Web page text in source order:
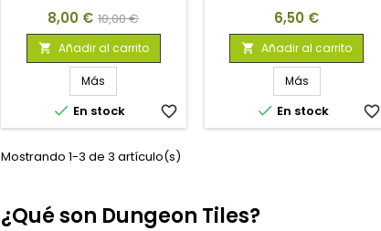
Precio
8,00 € Precio
base
10,00 €
 Añadir al carrito
Más
 En stock favorite_border
Precio
6,50 €
 Añadir al carrito
Más
 En stock favorite_border
Mostrando 1-3 de 3 artículo(s)
¿Qué son Dungeon Tiles?